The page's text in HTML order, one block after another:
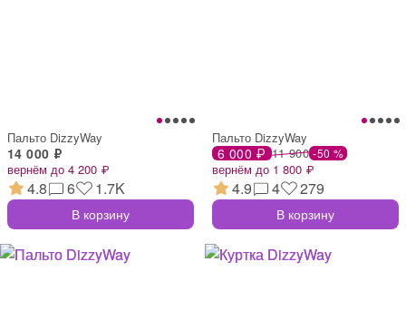
Пальто DizzyWay
14 000 ₽
вернём до 4 200 ₽
4.8 6 1.7K
В корзину
Пальто DizzyWay
6 000 ₽ 11 900 -50 %
вернём до 1 800 ₽
4.9 4 279
В корзину